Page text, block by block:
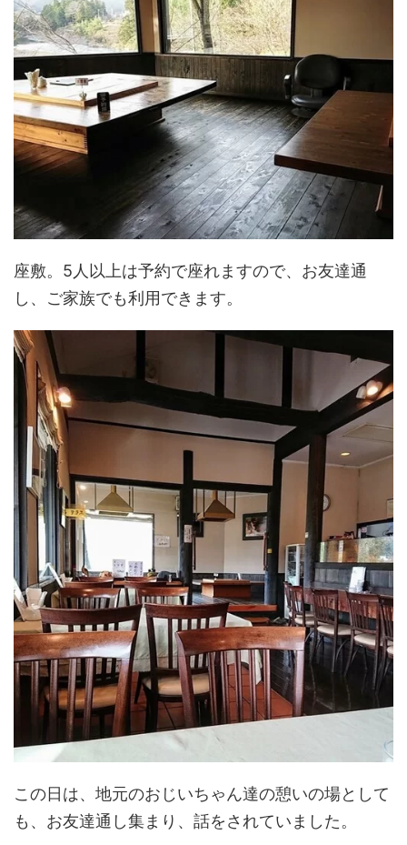
座敷。5人以上は予約で座れますので、お友達通
し、ご家族でも利用できます。
この日は、地元のおじいちゃん達の憩いの場として
も、お友達通し集まり、話をされていました。